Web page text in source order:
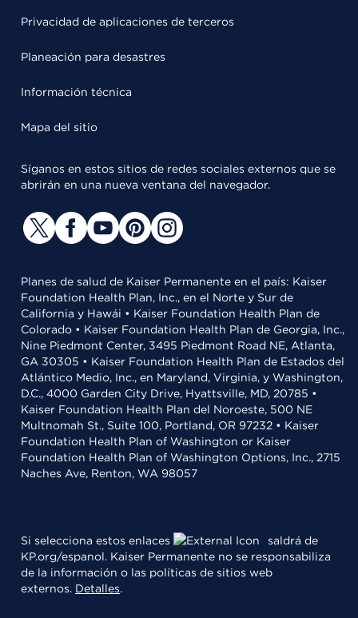
Privacidad de aplicaciones de terceros
Planeación para desastres
Información técnica
Mapa del sitio
Síganos en estos sitios de redes sociales externos que se
abrirán en una nueva ventana del navegador.
Planes de salud de Kaiser Permanente en el país: Kaiser
Foundation Health Plan, Inc., en el Norte y Sur de
California y Hawái • Kaiser Foundation Health Plan de
Colorado • Kaiser Foundation Health Plan de Georgia, Inc.,
Nine Piedmont Center, 3495 Piedmont Road NE, Atlanta,
GA 30305 • Kaiser Foundation Health Plan de Estados del
Atlántico Medio, Inc., en Maryland, Virginia, y Washington,
D.C., 4000 Garden City Drive, Hyattsville, MD, 20785 •
Kaiser Foundation Health Plan del Noroeste, 500 NE
Multnomah St., Suite 100, Portland, OR 97232 • Kaiser
Foundation Health Plan of Washington or Kaiser
Foundation Health Plan of Washington Options, Inc., 2715
Naches Ave, Renton, WA 98057
Si selecciona estos enlaces
saldrá de
KP.org/espanol. Kaiser Permanente no se responsabiliza
de la información o las políticas de sitios web
externos. Detalles.